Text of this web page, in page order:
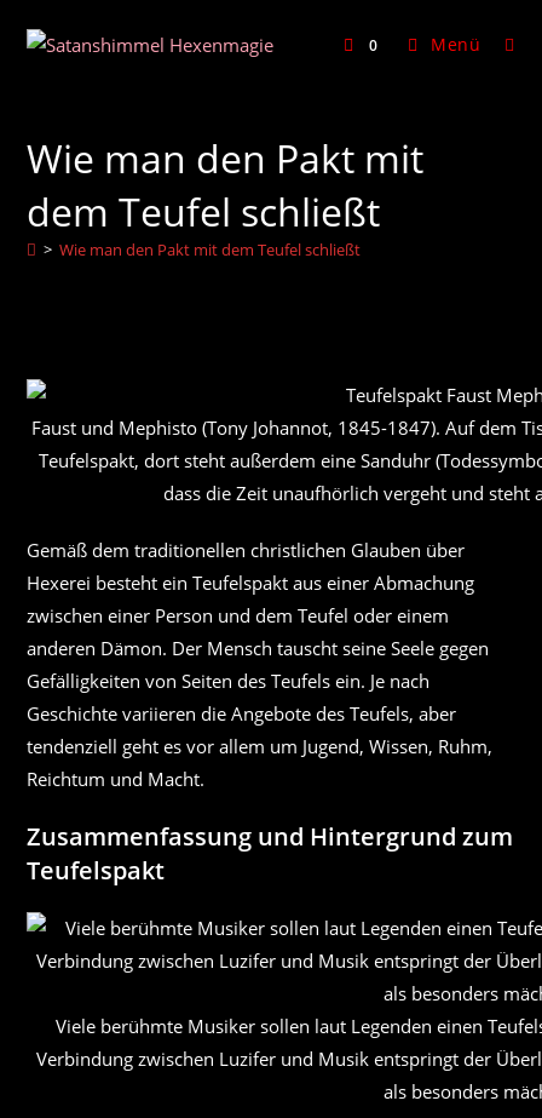
Inhalt
0 Menü
Wie man den Pakt mit
dem Teufel schließt
> Wie man den Pakt mit dem Teufel schließt
Faust und Mephisto (Tony Johannot, 1845-1847). Auf dem
Teufelspakt, dort steht außerdem eine Sanduhr
dass die Zeit unaufhörlich vergeht und steht
Gemäß dem traditionellen christlichen Glauben über
Hexerei besteht ein Teufelspakt aus einer Abmachung
zwischen einer Person und dem Teufel oder einem
anderen Dämon. Der Mensch tauscht seine Seele gegen
Gefälligkeiten von Seiten des Teufels ein. Je nach
Geschichte variieren die Angebote des Teufels, aber
tendenziell geht es vor allem um Jugend, Wissen, Ruhm,
Reichtum und Macht.
Zusammenfassung und Hintergrund zum
Teufelspakt
Viele berühmte Musiker sollen laut Legenden einen
Verbindung zwischen Luzifer und Musik entspringt der
als besonders